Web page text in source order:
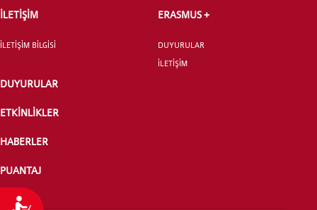
Ulaşılabilirlik
İLETİŞİM
İLETİŞİM BİLGİSİ
ERASMUS +
DUYURULAR
İLETİŞİM
DUYURULAR
ETKİNLİKLER
HABERLER
PUANTAJ